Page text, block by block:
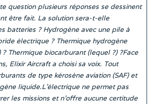
question plusieurs réponses se dessinent
être fait. La solution sera-t-elle
batteries ? Hydrogène avec une pile à
électrique ? Thermique hydrogène
Thermique biocarburant (lequel ?) ?Face
Elixir Aircraft a choisi sa voix. Tout
de type kérosène aviation (SAF) et
liquide.L’électrique ne permet pas
les missions et n’offre aucune certitude